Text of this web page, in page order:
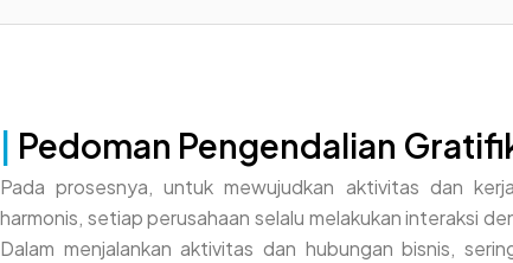
Pedoman Pengendalian
Pada prosesnya, untuk mewujudkan aktivitas dan
harmonis, setiap perusahaan selalu melakukan interaksi
Dalam menjalankan aktivitas dan hubungan bisnis,